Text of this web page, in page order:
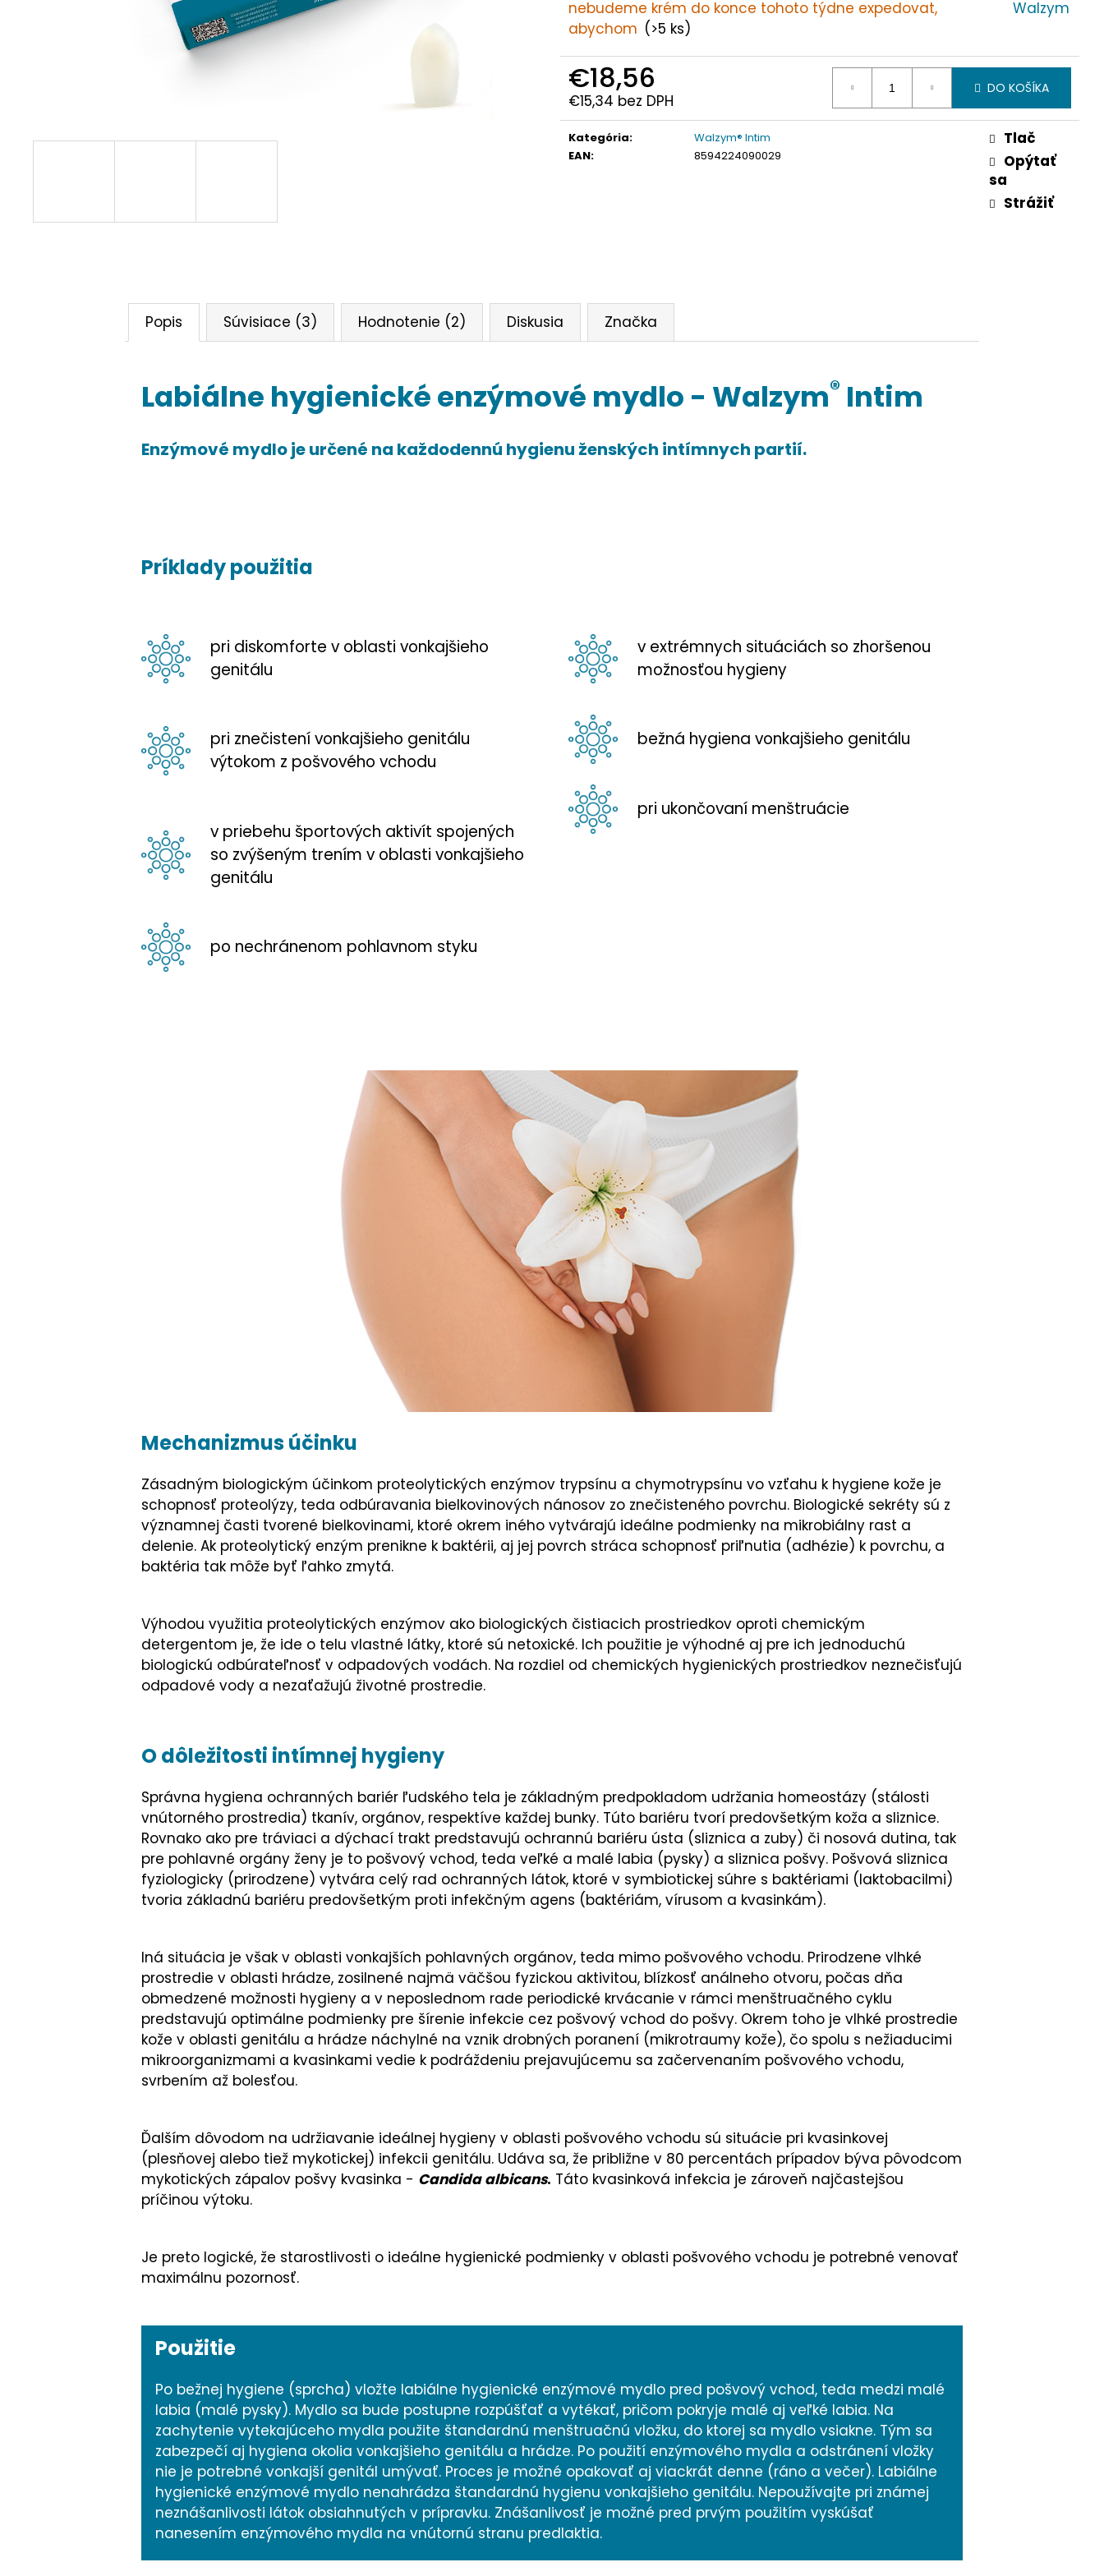
nebudeme krém do konce tohoto týdne expedovat,
abychom (>5 ks)
Walzym
€18,56
€15,34 bez DPH
Jednotková
cena:
DO KOŠÍKA
Kategória:
Walzym® Intim
EAN: 8594224090029
Tlač
Opýtať
sa
Strážiť
Popis Súvisiace (3) Hodnotenie (2) Diskusia Značka
Labiálne hygienické enzýmové mydlo - Walzym® Intim
Enzýmové mydlo je určené na každodennú hygienu ženských intímnych partií.
Príklady použitia
pri diskomforte v oblasti vonkajšieho
genitálu
pri znečistení vonkajšieho genitálu
výtokom z pošvového vchodu
v priebehu športových aktivít spojených
so zvýšeným trením v oblasti vonkajšieho
genitálu
po nechránenom pohlavnom styku
v extrémnych situáciách so zhoršenou
možnosťou hygieny
bežná hygiena vonkajšieho genitálu
pri ukončovaní menštruácie
Mechanizmus účinku
Zásadným biologickým účinkom proteolytických enzýmov trypsínu a chymotrypsínu vo vzťahu k hygiene kože je
schopnosť proteolýzy, teda odbúravania bielkovinových nánosov zo znečisteného povrchu. Biologické sekréty sú z
významnej časti tvorené bielkovinami, ktoré okrem iného vytvárajú ideálne podmienky na mikrobiálny rast a
delenie. Ak proteolytický enzým prenikne k baktérii, aj jej povrch stráca schopnosť priľnutia (adhézie) k povrchu, a
baktéria tak môže byť ľahko zmytá.
Výhodou využitia proteolytických enzýmov ako biologických čistiacich prostriedkov oproti chemickým
detergentom je, že ide o telu vlastné látky, ktoré sú netoxické. Ich použitie je výhodné aj pre ich jednoduchú
biologickú odbúrateľnosť v odpadových vodách. Na rozdiel od chemických hygienických prostriedkov neznečisťujú
odpadové vody a nezaťažujú životné prostredie.
O dôležitosti intímnej hygieny
Správna hygiena ochranných bariér ľudského tela je základným predpokladom udržania homeostázy (stálosti
vnútorného prostredia) tkanív, orgánov, respektíve každej bunky. Túto bariéru tvorí predovšetkým koža a sliznice.
Rovnako ako pre tráviaci a dýchací trakt predstavujú ochrannú bariéru ústa (sliznica a zuby) či nosová dutina, tak
pre pohlavné orgány ženy je to pošvový vchod, teda veľké a malé labia (pysky) a sliznica pošvy. Pošvová sliznica
fyziologicky (prirodzene) vytvára celý rad ochranných látok, ktoré v symbiotickej súhre s baktériami (laktobacilmi)
tvoria základnú bariéru predovšetkým proti infekčným agens (baktériám, vírusom a kvasinkám).
Iná situácia je však v oblasti vonkajších pohlavných orgánov, teda mimo pošvového vchodu. Prirodzene vlhké
prostredie v oblasti hrádze, zosilnené najmä väčšou fyzickou aktivitou, blízkosť análneho otvoru, počas dňa
obmedzené možnosti hygieny a v neposlednom rade periodické krvácanie v rámci menštruačného cyklu
predstavujú optimálne podmienky pre šírenie infekcie cez pošvový vchod do pošvy. Okrem toho je vlhké prostredie
kože v oblasti genitálu a hrádze náchylné na vznik drobných poranení (mikrotraumy kože), čo spolu s nežiaducimi
mikroorganizmami a kvasinkami vedie k podráždeniu prejavujúcemu sa začervenaním pošvového vchodu,
svrbením až bolesťou.
Ďalším dôvodom na udržiavanie ideálnej hygieny v oblasti pošvového vchodu sú situácie pri kvasinkovej
(plesňovej alebo tiež mykotickej) infekcii genitálu. Udáva sa, že približne v 80 percentách prípadov býva pôvodcom
mykotických zápalov pošvy kvasinka - Candida albicans. Táto kvasinková infekcia je zároveň najčastejšou
príčinou výtoku.
Je preto logické, že starostlivosti o ideálne hygienické podmienky v oblasti pošvového vchodu je potrebné venovať
maximálnu pozornosť.
Použitie
Po bežnej hygiene (sprcha) vložte labiálne hygienické enzýmové mydlo pred pošvový vchod, teda medzi malé
labia (malé pysky). Mydlo sa bude postupne rozpúšťať a vytékať, pričom pokryje malé aj veľké labia. Na
zachytenie vytekajúceho mydla použite štandardnú menštruačnú vložku, do ktorej sa mydlo vsiakne. Tým sa
zabezpečí aj hygiena okolia vonkajšieho genitálu a hrádze. Po použití enzýmového mydla a odstránení vložky
nie je potrebné vonkajší genitál umývať. Proces je možné opakovať aj viackrát denne (ráno a večer). Labiálne
hygienické enzýmové mydlo nenahrádza štandardnú hygienu vonkajšieho genitálu. Nepoužívajte pri známej
neznášanlivosti látok obsiahnutých v prípravku. Znášanlivosť je možné pred prvým použitím vyskúšať
nanesením enzýmového mydla na vnútornú stranu predlaktia.